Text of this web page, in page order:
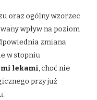
oraz ogólny wzorzec
wpływ na poziom
zmiana
w stopniu
lekami, choć nie
przy już